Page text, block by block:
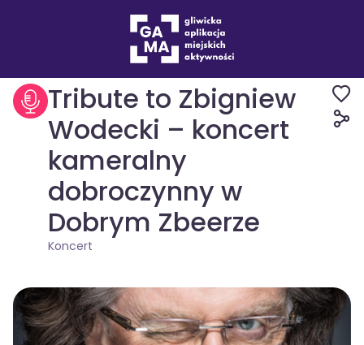
Koncert
Tribute to Zbigniew
Wodecki – koncert
kameralny
dobroczynny w
Dobrym Zbeerze
Koncert